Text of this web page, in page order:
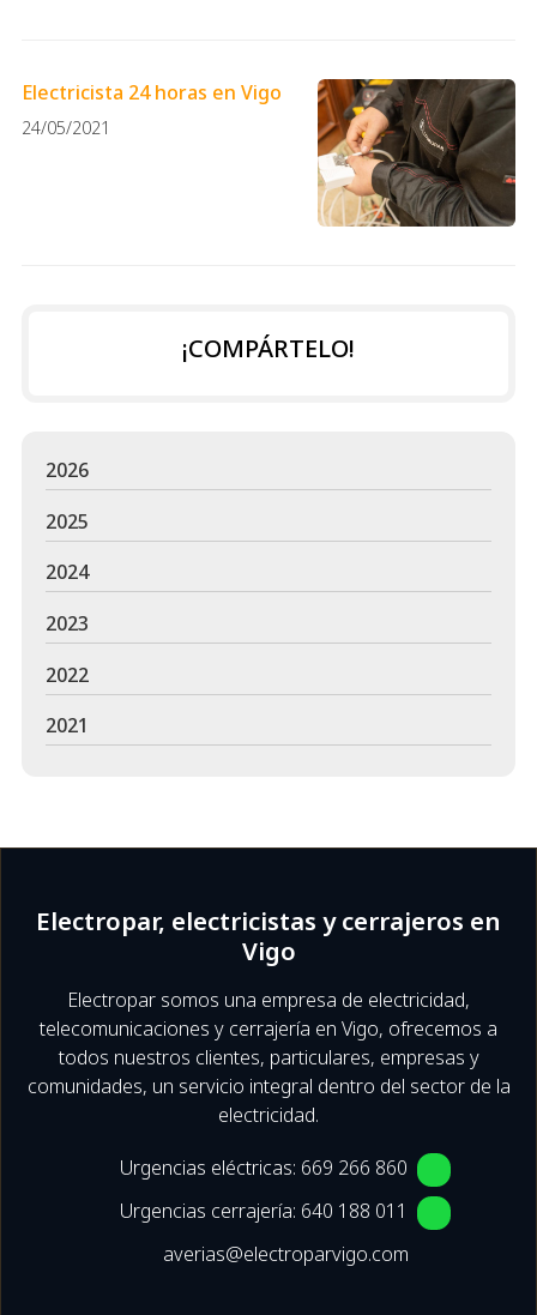
Electricista 24 horas en Vigo
24/05/2021
¡COMPÁRTELO!
2026
2025
2024
2023
2022
2021
Electropar, electricistas y cerrajeros en
Vigo
Electropar somos una empresa de electricidad,
telecomunicaciones y cerrajería en Vigo, ofrecemos a
todos nuestros clientes, particulares, empresas y
comunidades, un servicio integral dentro del sector de la
electricidad.
Urgencias eléctricas: 669 266 860
Urgencias cerrajería: 640 188 011
averias@electroparvigo.com